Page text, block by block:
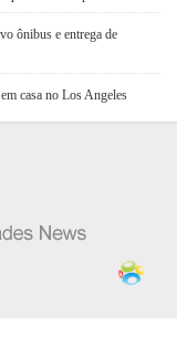
ônibus e entrega de
casa no Los Angeles